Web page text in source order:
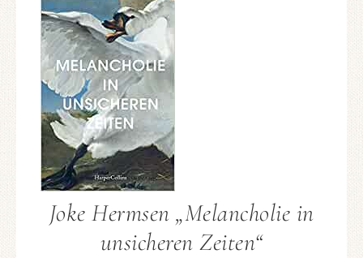
Joke Hermsen „Melancholie in
unsicheren Zeiten“